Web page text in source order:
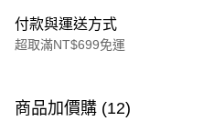
付款與運送方式
超取滿NT$699免運
信用卡一次付款
商品加價購 (12)